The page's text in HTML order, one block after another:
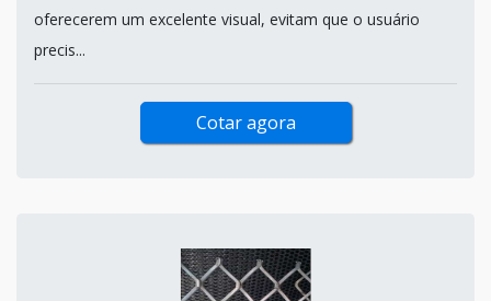
oferecerem um excelente visual, evitam que o usuário
precis...
Cotar agora